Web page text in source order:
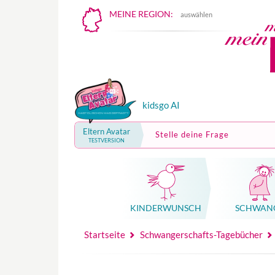
MEINE REGION: auswählen
kidsgo AI
Eltern Avatar
TESTVERSION
Stelle deine Frage
KINDER­WUNSCH
Startseite Schwangerschafts-Tagebücher